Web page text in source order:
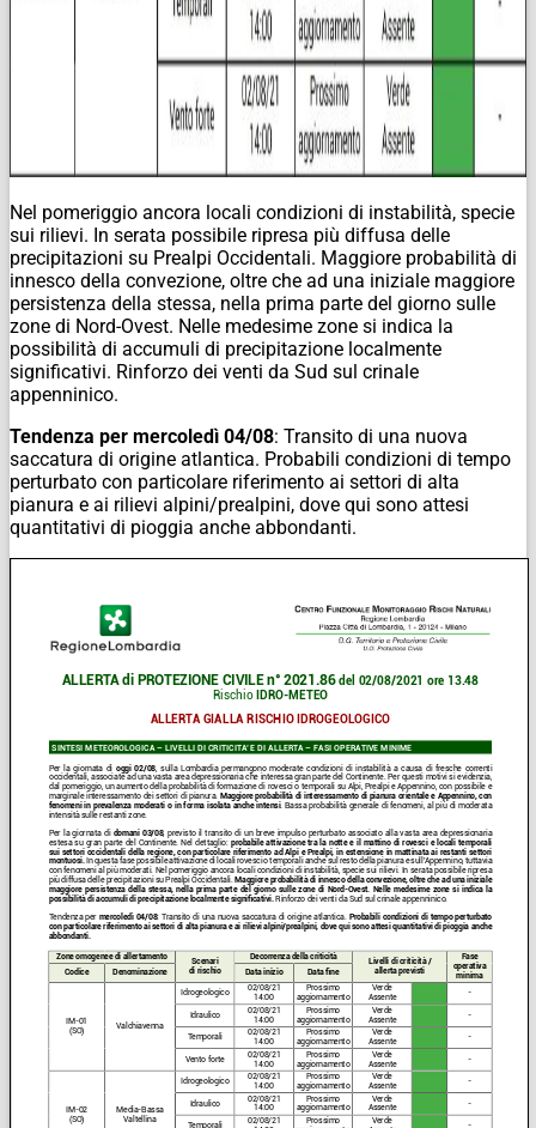
Nel pomeriggio ancora locali condizioni di instabilità, specie
sui rilievi. In serata possibile ripresa più diffusa delle
precipitazioni su Prealpi Occidentali. Maggiore probabilità di
innesco della convezione, oltre che ad una iniziale maggiore
persistenza della stessa, nella prima parte del giorno sulle
zone di Nord-Ovest. Nelle medesime zone si indica la
possibilità di accumuli di precipitazione localmente
significativi. Rinforzo dei venti da Sud sul crinale
appenninico.
Tendenza per mercoledì 04/08: Transito di una nuova
saccatura di origine atlantica. Probabili condizioni di tempo
perturbato con particolare riferimento ai settori di alta
pianura e ai rilievi alpini/prealpini, dove qui sono attesi
quantitativi di pioggia anche abbondanti.